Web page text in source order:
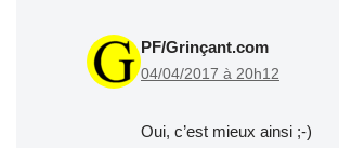
PF/Grinçant.com
04/04/2017 à 20h12
Oui, c’est mieux ainsi ;-)